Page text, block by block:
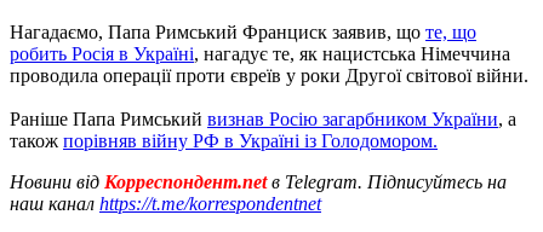
Нагадаємо, Папа Римський Франциск заявив, що те, що
робить Росія в Україні, нагадує те, як нацистська Німеччина
проводила операції проти євреїв у роки Другої світової війни.
Раніше Папа Римський визнав Росію загарбником України, а
також порівняв війну РФ в Україні із Голодомором.
Новини від Корреспондент.netв Telegram. Підписуйтесь на
наш канал https://t.me/korrespondentnet